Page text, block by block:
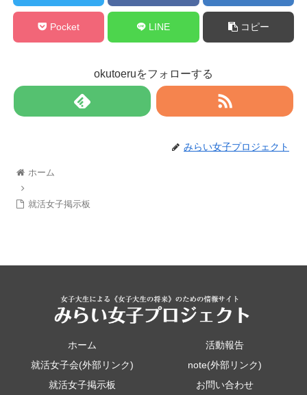
Pocket LINE コピー
okutoeruをフォローする
みらい女子プロジェクト
ホーム
就活女子掲示板
ホーム
活動報告
就活女子会(外部リンク)
note(外部リンク)
就活女子掲示板
お問い合わせ